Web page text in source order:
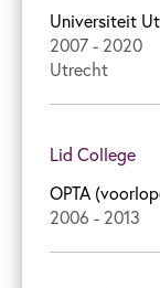
Universiteit
2007 - 2020
Utrecht
Lid College
OPTA
2006 - 2013